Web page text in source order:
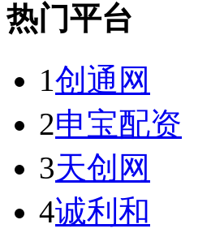
热门平台
1创通网
2申宝配资
3天创网
4诚利和